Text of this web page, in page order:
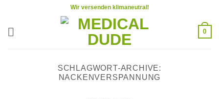
springen
Wir versenden klimaneutral!
0
SCHLAGWORT-ARCHIVE:
NACKENVERSPANNUNG